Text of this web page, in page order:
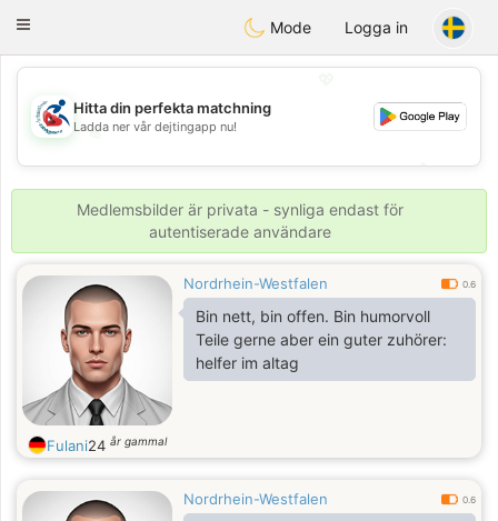
Handi Space
Toggle
Mode Logga in
💖
💕
💕
Hitta din perfekta matchning
Ladda ner vår dejtingapp nu!
Medlemsbilder är privata - synliga endast för
autentiserade användare
Nordrhein-Westfalen 0.6
Bin nett, bin offen. Bin humorvoll
Teile gerne aber ein guter zuhörer:
helfer im altag
Fulani24 år gammal
Nordrhein-Westfalen 0.6